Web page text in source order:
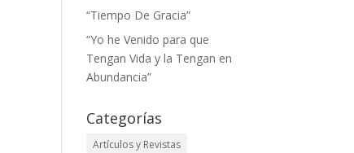
“Tiempo De Gracia”
“Yo he Venido para que
Tengan Vida y la Tengan en
Abundancia”
Categorías
Artículos y Revistas